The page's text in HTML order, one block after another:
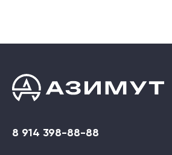
8 914 398-88-88